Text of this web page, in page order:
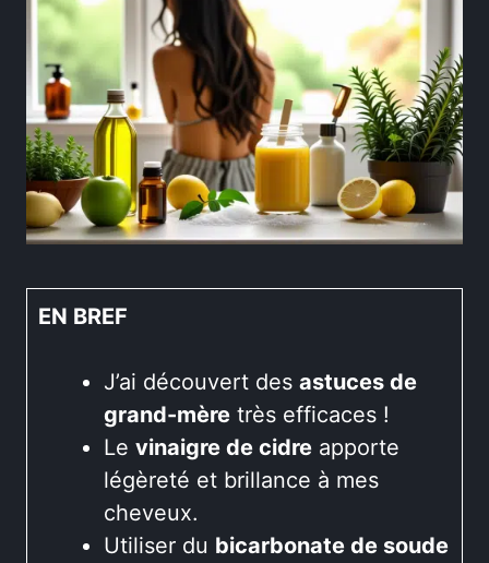
EN BREF
J’ai découvert des astuces de
grand-mère très efficaces !
Le vinaigre de cidre apporte
légèreté et brillance à mes
cheveux.
Utiliser du bicarbonate de soude